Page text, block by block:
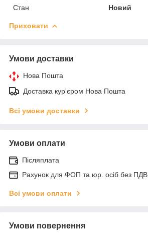
Стан
Новий
Приховати
Умови доставки
Нова Пошта
Доставка кур'єром Нова Пошта
Всі умови доставки
Умови оплати
Післяплата
Рахунок для ФОП та юр. осіб без ПДВ
Всі умови оплати
Умови повернення